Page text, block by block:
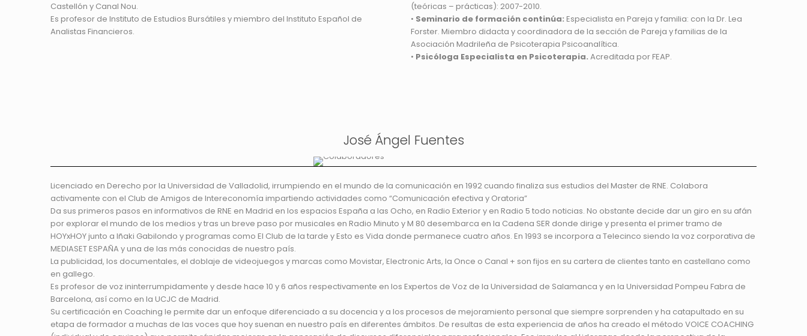
Castellón y Canal Nou.
Es profesor de Instituto de Estudios Bursátiles y miembro del Instituto Español de
Analistas Financieros.
(teóricas – prácticas): 2007-2010.
• Seminario de formación continúa: Especialista en Pareja y familia: con la Dr. Lea
Forster. Miembro didacta y coordinadora de la sección de Pareja y familias de la
Asociación Madrileña de Psicoterapia Psicoanalítica.
• Psicóloga Especialista en Psicoterapia. Acreditada por FEAP.
José Ángel Fuentes
Licenciado en Derecho por la Universidad de Valladolid, irrumpiendo en el mundo de la comunicación en 1992 cuando finaliza sus estudios del Master de RNE. Colabora
activamente con el Club de Amigos de Intereconomía impartiendo actividades como “Comunicación efectiva y Oratoria”
Da sus primeros pasos en informativos de RNE en Madrid en los espacios España a las Ocho, en Radio Exterior y en Radio 5 todo noticias. No obstante decide dar un giro en su afán
por explorar el mundo de los medios y tras un breve paso por musicales en Radio Minuto y M 80 desembarca en la Cadena SER donde dirige y presenta el primer tramo de
HOYxHOY junto a Iñaki Gabilondo y programas como El Club de la tarde y Esto es Vida donde permanece cuatro años. En 1993 se incorpora a Telecinco siendo la voz corporativa de
MEDIASET ESPAÑA y una de las más conocidas de nuestro país.
La publicidad, los documentales, el doblaje de videojuegos y marcas como Movistar, Electronic Arts, la Once o Canal + son fijos en su cartera de clientes tanto en castellano como
en gallego.
Es profesor de voz ininterrumpidamente y desde hace 10 y 6 años respectivamente en los Expertos de Voz de la Universidad de Salamanca y en la Universidad Pompeu Fabra de
Barcelona, así como en la UCJC de Madrid.
Su certificación en Coaching le permite dar un enfoque diferenciado a su docencia y a los procesos de mejoramiento personal que siempre sorprenden y ha catapultado en su
etapa de formador a muchas de las voces que hoy suenan en nuestro país en diferentes ámbitos. De resultas de esta experiencia de años ha creado el método VOICE COACHING